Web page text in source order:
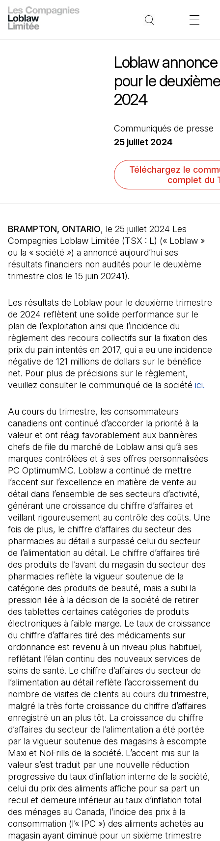
Loblaw
pour le
2024
Communiqués de presse
25 juillet 2024
Téléchargez le
complet du
BRAMPTON, ONTARIO, le 25 juillet 2024 Les
Compagnies Loblaw Limitée (TSX : L) (« Loblaw »
ou la « société ») a annoncé aujourd’hui ses
résultats financiers non audités pour le deuxième
trimestre clos le 15 juin 20241).
Les résultats de Loblaw pour le deuxième trimestre
de 2024 reflètent une solide performance sur le
plan de l’exploitation ainsi que l’incidence du
règlement des recours collectifs sur la fixation des
prix du pain intentés en 2017, qui a eu une incidence
négative de 121 millions de dollars sur le bénéfice
net. Pour plus de précisions sur le règlement,
veuillez consulter le communiqué de la société ici.
Au cours du trimestre, les consommateurs
canadiens ont continué d’accorder la priorité à la
valeur et ont réagi favorablement aux bannières
chefs de file du marché de Loblaw ainsi qu’à ses
marques contrôlées et à ses offres personnalisées
PC OptimumMC. Loblaw a continué de mettre
l’accent sur l’excellence en matière de vente au
détail dans l’ensemble de ses secteurs d’activité,
générant une croissance du chiffre d’affaires et
veillant rigoureusement au contrôle des coûts. Une
fois de plus, le chiffre d’affaires du secteur des
pharmacies au détail a surpassé celui du secteur
de l’alimentation au détail. Le chiffre d’affaires tiré
des produits de l’avant du magasin du secteur des
pharmacies reflète la vigueur soutenue de la
catégorie des produits de beauté, mais a subi la
pression liée à la décision de la société de retirer
des tablettes certaines catégories de produits
électroniques à faible marge. Le taux de croissance
du chiffre d’affaires tiré des médicaments sur
ordonnance est revenu à un niveau plus habituel,
reflétant l’élan continu des nouveaux services de
soins de santé. Le chiffre d’affaires du secteur de
l’alimentation au détail reflète l’accroissement du
nombre de visites de clients au cours du trimestre,
malgré la très forte croissance du chiffre d’affaires
enregistré un an plus tôt. La croissance du chiffre
d’affaires du secteur de l’alimentation a été portée
par la vigueur soutenue des magasins à escompte
Maxi et NoFrills de la société. L’accent mis sur la
valeur s’est traduit par une nouvelle réduction
progressive du taux d’inflation interne de la société,
celui du prix des aliments affiche pour sa part un
recul et demeure inférieur au taux d’inflation total
des ménages au Canada, l’indice des prix à la
consommation (l’« IPC ») des aliments achetés au
magasin ayant diminué pour un sixième trimestre